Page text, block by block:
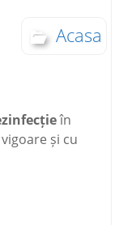
Acasa
în
și cu